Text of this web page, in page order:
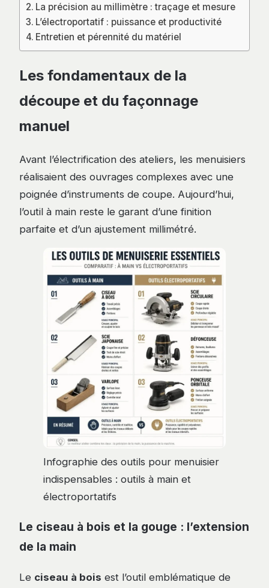
La précision au millimètre : traçage et mesure
L’électroportatif : puissance et productivité
Entretien et pérennité du matériel
Les fondamentaux de la
découpe et du façonnage
manuel
Avant l’électrification des ateliers, les menuisiers
réalisaient des ouvrages complexes avec une
poignée d’instruments de coupe. Aujourd’hui,
l’outil à main reste le garant d’une finition
parfaite et d’un ajustement millimétré.
Infographie des outils pour menuisier
indispensables : outils à main et
électroportatifs
Le ciseau à bois et la gouge : l’extension
de la main
Le ciseau à bois est l’outil emblématique de